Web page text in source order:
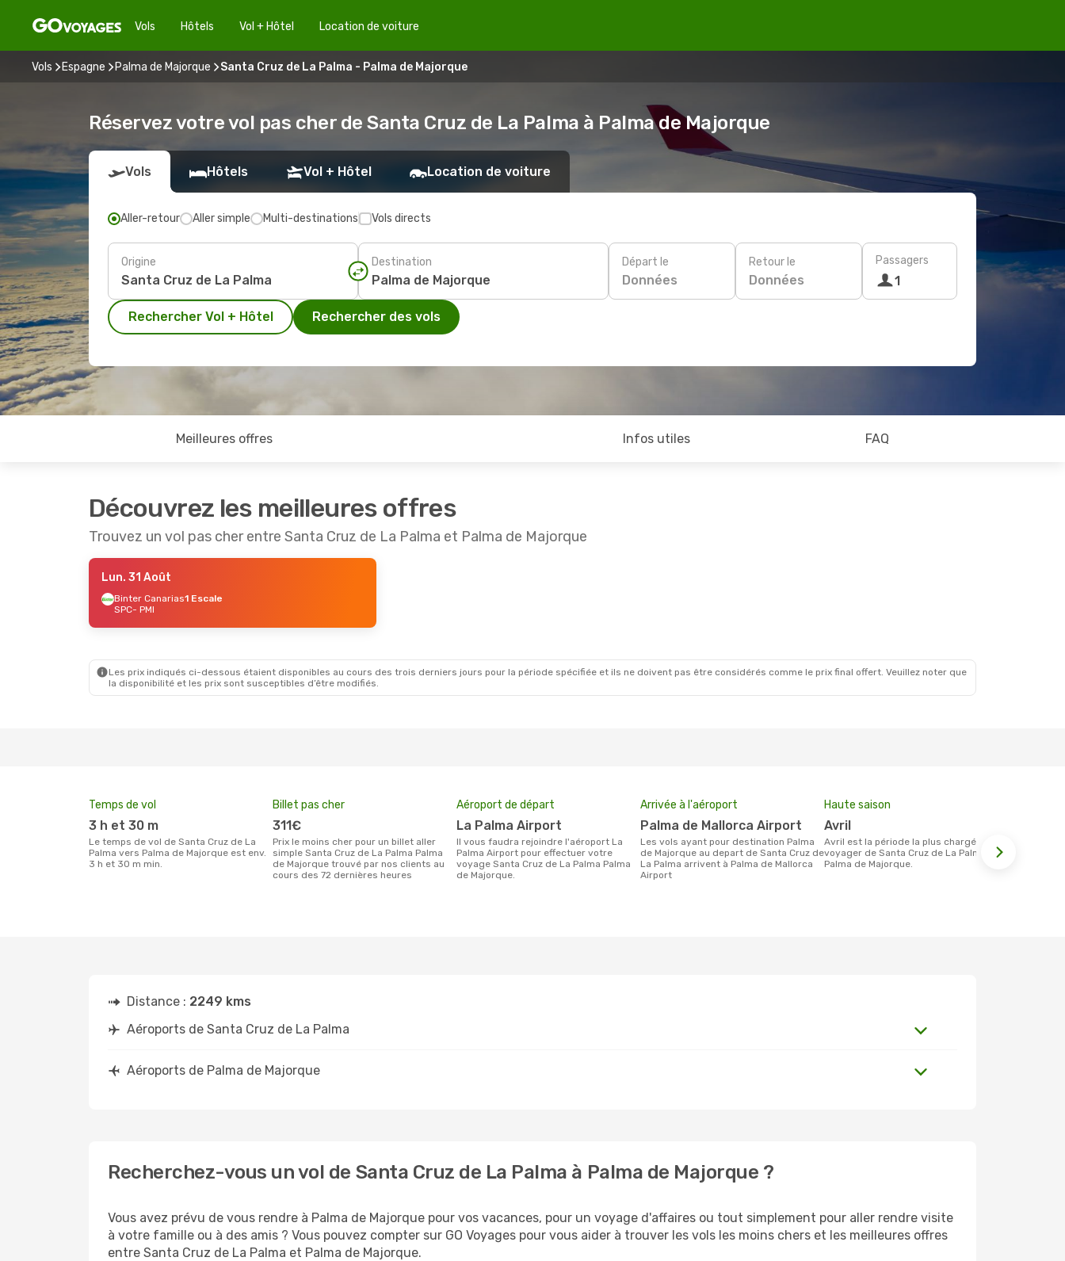
Vols Hôtels Vol + Hôtel Location de voiture
Vols Espagne Palma de Majorque Santa Cruz de La Palma - Palma de Majorque
Réservez votre vol pas cher de Santa Cruz de La Palma à Palma de Majorque
Vols Hôtels Vol + Hôtel Location de voiture
Aller-retour Aller simple Multi-destinations Vols directs
Origine Destination Départ le
Données
Retour le
Données
Passagers
1
Rechercher Vol + Hôtel Rechercher des vols
Meilleures offres Infos utiles FAQ
Découvrez les meilleures offres
Trouvez un vol pas cher entre Santa Cruz de La Palma et Palma de Majorque
Lun. 31 Août
Binter Canarias1 Escale
SPC- PMI
Les prix indiqués ci-dessous étaient disponibles au cours des trois derniers jours pour la période spécifiée et ils ne doivent pas être considérés comme le prix final offert. Veuillez noter que
la disponibilité et les prix sont susceptibles d’être modifiés.
Temps de vol
3 h et 30 m
Le temps de vol de Santa Cruz de La
Palma vers Palma de Majorque est env.
3 h et 30 m min.
Billet pas cher
311€
Prix le moins cher pour un billet aller
simple Santa Cruz de La Palma Palma
de Majorque trouvé par nos clients au
cours des 72 dernières heures
Aéroport de départ
La Palma Airport
Il vous faudra rejoindre l'aéroport La
Palma Airport pour effectuer votre
voyage Santa Cruz de La Palma Palma
de Majorque.
Arrivée à l'aéroport
Palma de Mallorca Airport
Les vols ayant pour destination Palma
de Majorque au depart de Santa Cruz de
La Palma arrivent à Palma de Mallorca
Airport
Haute saison
avril
avril est la période la plus chargée pour
voyager de Santa Cruz de La Palma à
Palma de Majorque.
Distance : 2249 kms
Aéroports de Santa Cruz de La Palma
Aéroports de Palma de Majorque
Recherchez-vous un vol de Santa Cruz de La Palma à Palma de Majorque ?
Vous avez prévu de vous rendre à Palma de Majorque pour vos vacances, pour un voyage d'affaires ou tout simplement pour aller rendre visite
à votre famille ou à des amis ? Vous pouvez compter sur GO Voyages pour vous aider à trouver les vols les moins chers et les meilleures offres
entre Santa Cruz de La Palma et Palma de Majorque.